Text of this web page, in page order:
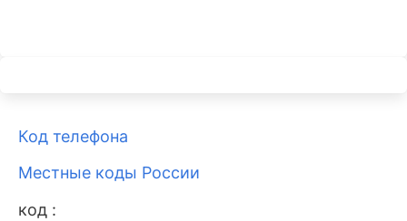
Код телефона
Местные коды России
код :